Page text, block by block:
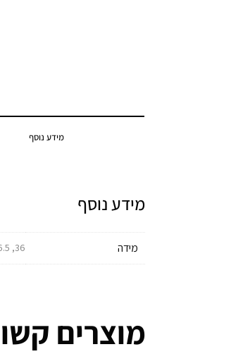
מידע נוסף
מידע נוסף
מידה 36, 36.5, 37, 37.5, 38, 38.5, 39, 39.5, 40, 40.5, 41, 41.5, 42, 42.5, 43, 43.5, 44, 44.5, 45, 45.5, 46
מוצרים